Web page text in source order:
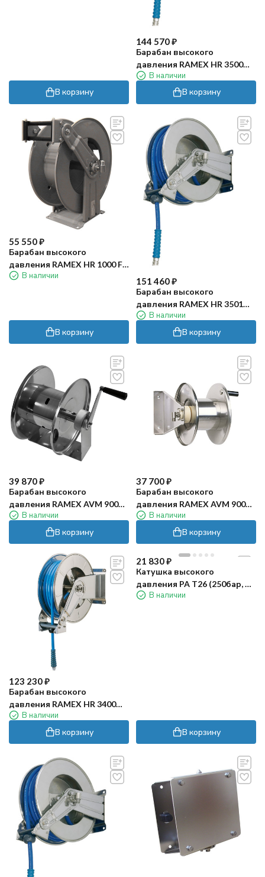
В корзину
144 570₽
Барабан высокого
давления RAMEX HR 3500
(200бар, 35м, нерж)
В наличии
В корзину
55 550₽
Барабан высокого
давления RAMEX HR 1000 FE
(200бар, 15м, окраш)
В наличии
В корзину
151 460₽
Барабан высокого
давления RAMEX HR 3501
(100бар, 20м, нерж)
В наличии
В корзину
39 870₽
Барабан высокого
давления RAMEX AVM 9002
FE (200бар, 20м, окраш.)
В наличии
В корзину
37 700₽
Барабан высокого
давления RAMEX AVM 9000
FE (200бар, 20м, окраш.)
В наличии
В корзину
123 230₽
Барабан высокого
давления RAMEX HR 3400
(200бар, 25м, нерж.)
В наличии
В корзину
21 830₽
Катушка высокого
давления PA T26 (250бар, до
20м, пластик/латунь)
В наличии
В корзину